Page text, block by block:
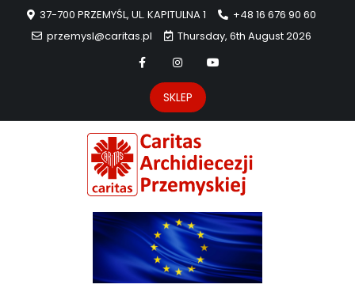
37-700 PRZEMYŚL, UL. KAPITULNA 1
+48 16 676 90 60
przemysl@caritas.pl
Thursday, 6th August 2026
SKLEP